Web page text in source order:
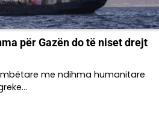
për Gazën do të niset drejt
me ndihma humanitare